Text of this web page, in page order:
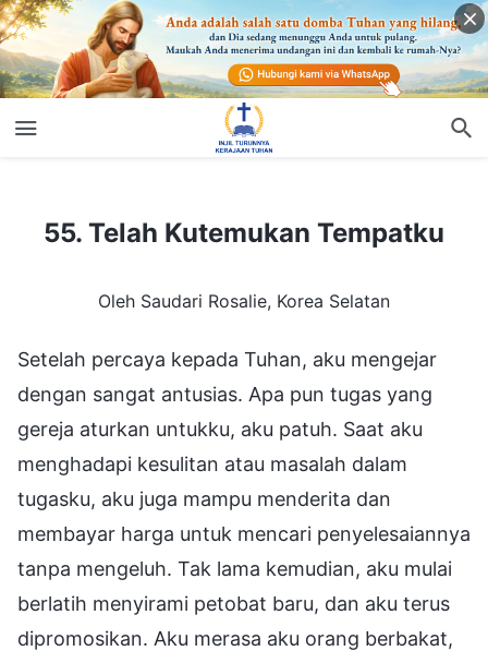
55. Telah Kutemukan Tempatku
55. Telah Kutemukan Tempatku
Oleh Saudari Rosalie, Korea Selatan
Setelah percaya kepada Tuhan, aku mengejar
dengan sangat antusias. Apa pun tugas yang
gereja aturkan untukku, aku patuh. Saat aku
menghadapi kesulitan atau masalah dalam
tugasku, aku juga mampu menderita dan
membayar harga untuk mencari penyelesaiannya
tanpa mengeluh. Tak lama kemudian, aku mulai
berlatih menyirami petobat baru, dan aku terus
dipromosikan. Aku merasa aku orang berbakat,